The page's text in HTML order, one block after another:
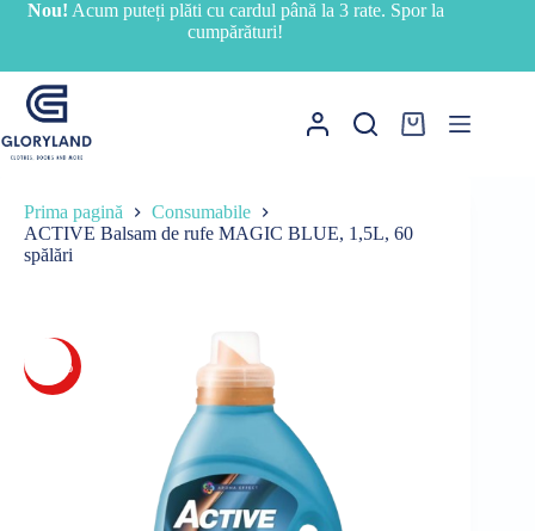
SariNou! Acum puteți plăti cu cardul până la 3 rate. Spor la
cumpărături!
Coș
Prima pagină
Consumabile
ACTIVE Balsam de rufe MAGIC BLUE, 1,5L, 60
spălări
-17%